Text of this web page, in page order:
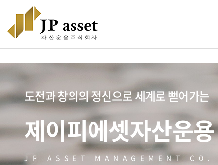
도전과 창의의 정신으로 세계로 뻗어가는
제이피에셋자산운용
JP ASSET MANAGEMENT CO.